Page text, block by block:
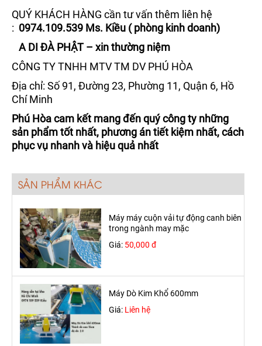
QUÝ KHÁCH HÀNG cần tư vấn thêm liên hệ
: 0974.109.539 Ms. Kiều ( phòng kinh doanh)
A DI ĐÀ PHẬT – xin thường niệm
CÔNG TY TNHH MTV TM DV PHÚ HÒA
Địa chỉ: Số 91, Đường 23, Phường 11, Quận 6, Hồ
Chí Minh
Phú Hòa cam kết mang đến quý công ty những
sản phẩm tốt nhất, phương án tiết kiệm nhất, cách
phục vụ nhanh và hiệu quả nhất
SẢN PHẨM KHÁC
Máy máy cuộn vải tự động canh biên
trong ngành may mặc
Giá: 50,000 đ
Máy Dò Kim Khổ 600mm
Giá: Liên hệ